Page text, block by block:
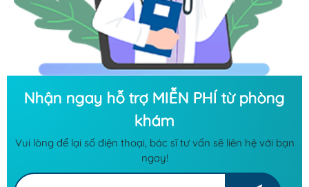
Nhận ngay hỗ trợ MIỄN PHÍ từ phòng
khám
Vui lòng để lại số điện thoại, bác sĩ tư vấn sẽ liên hệ với bạn
ngay!